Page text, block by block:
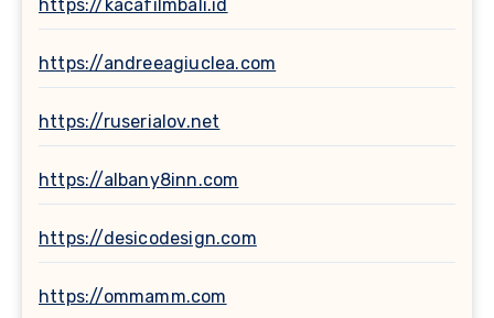
https://kacafilmbali.id
https://andreeagiuclea.com
https://ruserialov.net
https://albany8inn.com
https://desicodesign.com
https://ommamm.com